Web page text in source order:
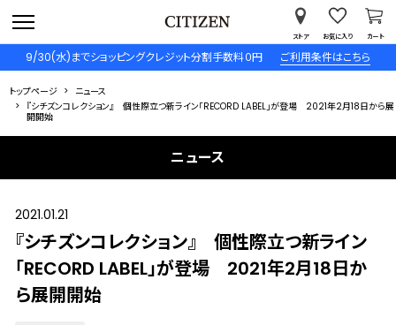
9/30(水)までショッピングクレジット分割手数料０円 ご利用条件はこちら
ストア お気に入り カート
トップページ
ニュース
『シチズンコレクション』 個性際立つ新ライン「RECORD LABEL」が登場 2021年2月18日から展
開開始
ニュース
2021.01.21
『シチズンコレクション』 個性際立つ新ライン
「RECORD LABEL」が登場 2021年2月18日か
ら展開開始